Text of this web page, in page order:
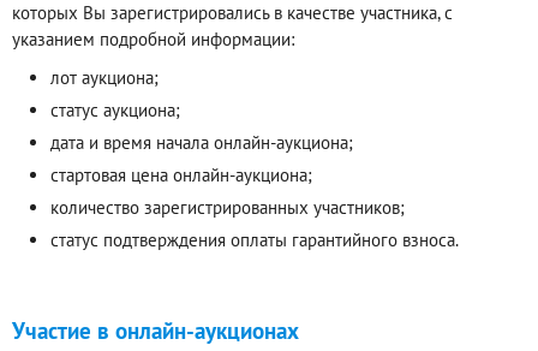
которых Вы зарегистрировались в качестве участника, с
указанием подробной информации:
лот аукциона;
статус аукциона;
дата и время начала онлайн-аукциона;
стартовая цена онлайн-аукциона;
количество зарегистрированных участников;
статус подтверждения оплаты гарантийного взноса.
Участие в онлайн-аукционах